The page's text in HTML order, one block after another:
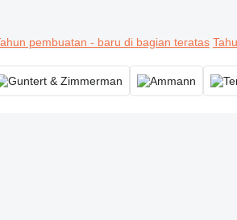
pembuatan - baru di bagian teratas